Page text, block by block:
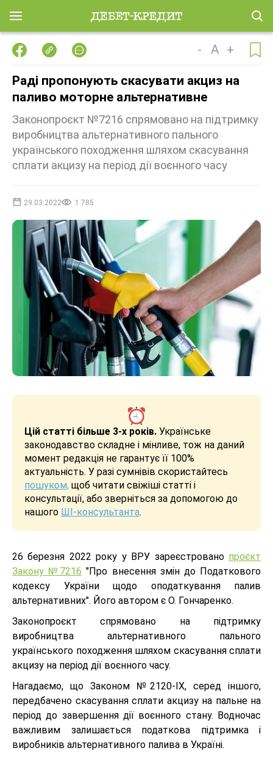
- A +
Раді пропонують скасувати акциз на
паливо моторне альтернативне
Законопроєкт №7216 спрямовано на підтримку
виробництва альтернативного пального
українського походження шляхом скасування
сплати акцизу на період дії воєнного часу
29.03.2022 1 785
Цій статті більше 3-х років. Українське
законодавство складне і мінливе, тож на даний
момент редакція не гарантує її 100%
актуальність. У разі сумнівів скористайтесь
пошуком, щоб читати свіжіші статті і
консультації, або зверніться за допомогою до
нашого ШІ-консультанта.
26 березня 2022 року у ВРУ зареєстровано проєкт
Закону №7216 "Про внесення змін до Податкового
кодексу України щодо оподаткування палив
альтернативних". Його автором є О. Гончаренко.
Законопроєкт спрямовано на підтримку
виробництва альтернативного пального
українського походження шляхом скасування сплати
акцизу на період дії воєнного часу.
Нагадаємо, що Законом №2120-ІХ, серед іншого,
передбачено скасування сплати акцизу на пальне на
період до завершення дії воєнного стану. Водночас
важливим залишається податкова підтримка і
виробників альтернативного палива в Україні.